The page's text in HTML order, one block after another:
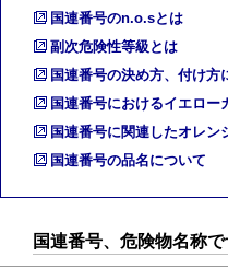
国連番号のn.o.sとは
副次危険性等級とは
国連番号の決め方、付け方
国連番号におけるイエロー
国連番号に関連したオレン
国連番号の品名について
国連番号、危険物名称